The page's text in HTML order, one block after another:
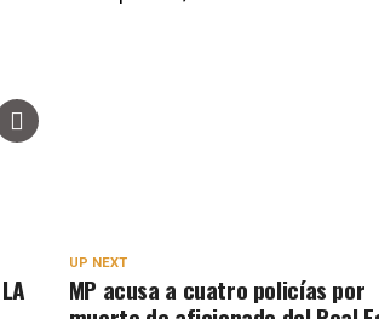
UP NEXT
MP acusa a cuatro policías por